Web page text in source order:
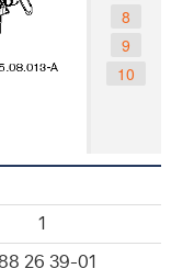
8
9
10
1
26 39-01